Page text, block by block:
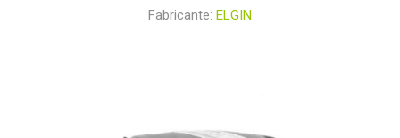
Fabricante: ELGIN